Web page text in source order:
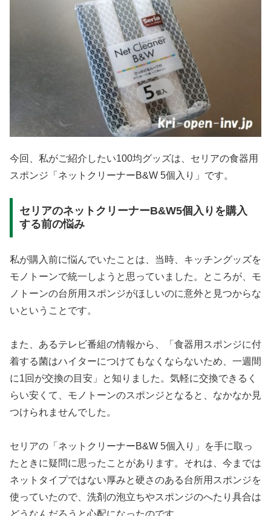
今回、私がご紹介したい100均グッズは、セリアの食器用
スポンジ「ネットクリーナーB&W 5個入り」です。
セリアのネットクリーナーB&W5個入りを購入
する前の悩み
私が購入前に悩んでいたことは、当時、キッチングッズを
モノトーンで統一しようと思っていました。ところが、モ
ノトーンの台所用スポンジがほしいのに意外と見つからな
いということです。
また、あるテレビ番組の情報から、「食器用スポンジに付
着する菌はハイターにつけてもなくならないため、一週間
に1回が交換の目安」と知りました。気軽に交換できるく
らい安くて、モノトーンのスポンジとなると、なかなか見
つけられませんでした。
セリアの「ネットクリーナーB&W 5個入り」を手に取っ
たときに疑問に思ったことがあります。それは、今までは
ネットタイプではない厚みと硬さのある台所用スポンジを
使っていたので、洗剤の泡立ちやスポンジのへたり具合は
どうなんだろうと心配になったのです。